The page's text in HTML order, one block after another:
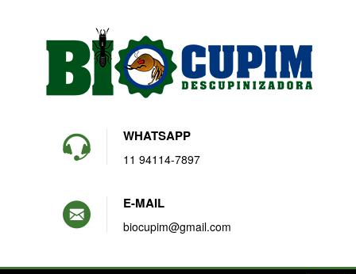
WHATSAPP
11 94114-7897
E-MAIL
biocupim@gmail.com